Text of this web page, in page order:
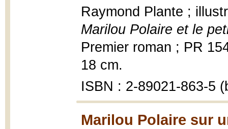
Raymond Plante ;
Marilou Polaire et le
Premier roman ; PR
18 cm.
ISBN : 2-89021-863-5
Marilou Polaire sur